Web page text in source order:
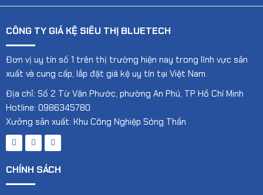
CÔNG TY GIÁ KỆ SIÊU THỊ BLUETECH
Đơn vị uy tín số 1 trên thị trường hiện nay trong lĩnh vực sản
xuất và cung cấp, lắp đặt giá kệ uy tín tại Việt Nam.
Địa chỉ: Số 2 Từ Văn Phước, phường An Phú, TP Hồ Chí Minh
Hotline: 0986345780
Xưởng sản xuất: Khu Công Nghiệp Sóng Thần
CHÍNH SÁCH